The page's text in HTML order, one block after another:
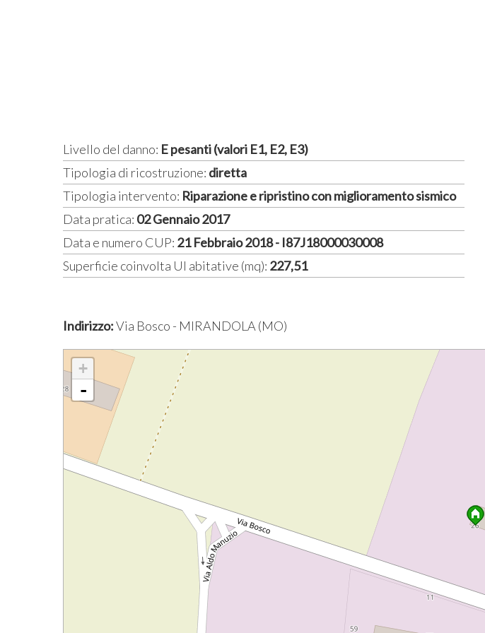
Livello del danno: E pesanti (valori E1, E2, E3)
Tipologia di ricostruzione: diretta
Tipologia intervento: Riparazione e ripristino con miglioramento sismico
Data pratica: 02 Gennaio 2017
Data e numero CUP: 21 Febbraio 2018 - I87J18000030008
Superficie coinvolta UI abitative (mq): 227,51
Indirizzo:Via Bosco - MIRANDOLA (MO)
+
-